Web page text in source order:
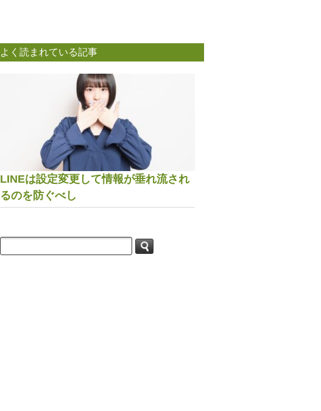
よく読まれている記事
LINEは設定変更して情報が垂れ流され
るのを防ぐべし